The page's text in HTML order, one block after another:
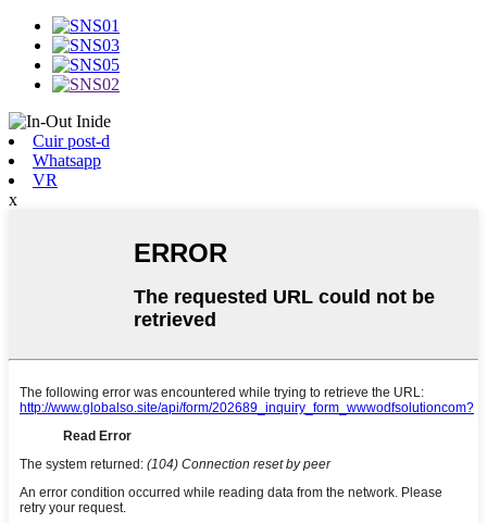
Cuir post-d
Whatsapp
VR
x